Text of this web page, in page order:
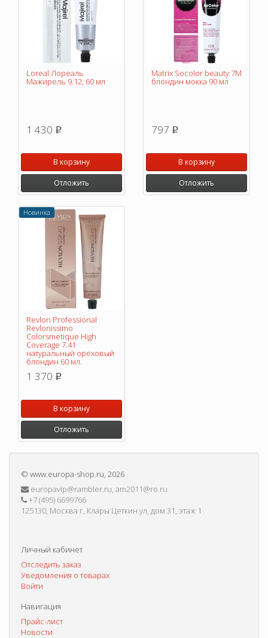
Loreal Лореаль
Мажирель 9.12, 60 мл
1 430 p
В корзину
Отложить
Matrix Socolor beauty 7M
блондин мокка 90 мл
797 p
В корзину
Отложить
Новинка
Revlon Professional
Revlonissimo
Colorsmetique High
Coverage 7.41
натуральный ореховый
блондин 60 мл.
1 370 p
В корзину
Отложить
© www.europa-shop.ru, 2026
europavip@rambler.ru, am2011@ro.ru
+7 (495) 6699766
125130, Москва г, Клары Цеткин ул, дом 31, этаж 1
Личный кабинет
Отследить заказ
Уведомления о товарах
Войти
Навигация
Прайс-лист
Новости